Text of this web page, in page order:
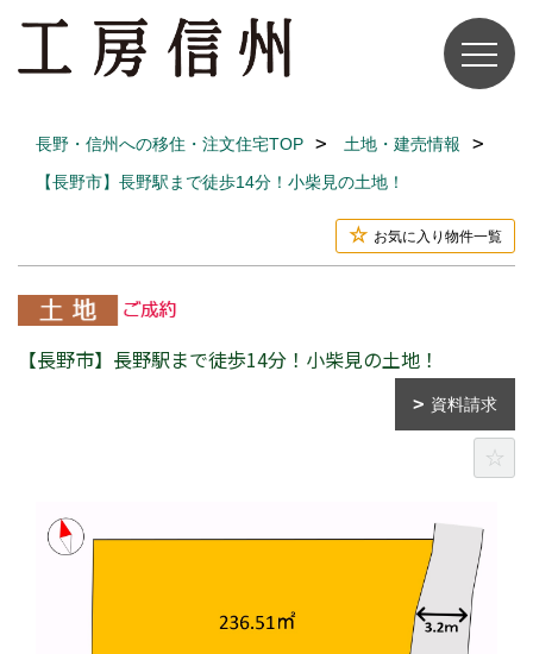
長野・信州への移住・注文住宅TOP
土地・建売情報
【長野市】長野駅まで徒歩14分！小柴見の土地！
お気に入り物件一覧
【長野市】長野駅まで徒歩14分！小柴見の土地！
資料請求